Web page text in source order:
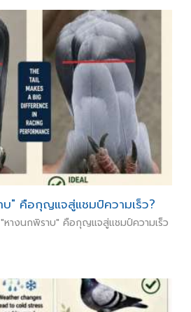
บ" คือกุญแจสู่แชมป์ความเร็ว?
หางนกพิราบ" คือกุญแจสู่แชมป์ความเร็ว